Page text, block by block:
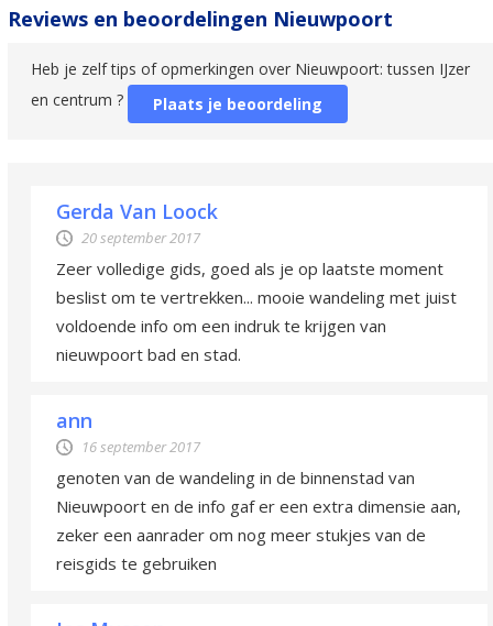
Reviews en beoordelingen Nieuwpoort
Heb je zelf tips of opmerkingen over Nieuwpoort: tussen IJzer
en centrum ?
Plaats je beoordeling
Gerda Van Loock
20 september 2017
Zeer volledige gids, goed als je op laatste moment
beslist om te vertrekken... mooie wandeling met juist
voldoende info om een indruk te krijgen van
nieuwpoort bad en stad.
ann
16 september 2017
genoten van de wandeling in de binnenstad van
Nieuwpoort en de info gaf er een extra dimensie aan,
zeker een aanrader om nog meer stukjes van de
reisgids te gebruiken